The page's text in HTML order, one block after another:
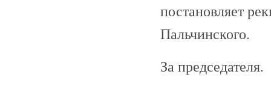
постановляет
Пальчинского.
За председателя.